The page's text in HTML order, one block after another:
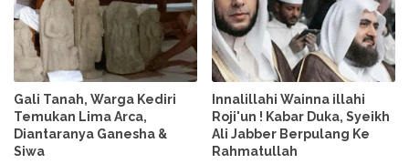
Gali Tanah, Warga Kediri
Temukan Lima Arca,
Diantaranya Ganesha &
Siwa
Innalillahi Wainna illahi
Roji'un ! Kabar Duka, Syeikh
Ali Jabber Berpulang Ke
Rahmatullah